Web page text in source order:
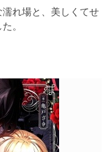
れ場と、美しくてせ
。